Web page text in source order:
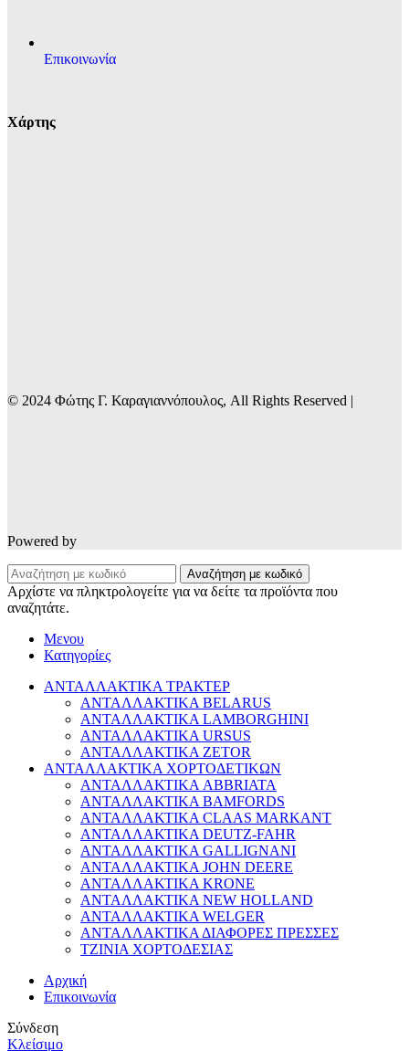
Επικοινωνία
Χάρτης
© 2024 Φώτης Γ. Καραγιαννόπουλος, All Rights Reserved |
Powered by
Αναζήτηση με κωδικό
Αρχίστε να πληκτρολογείτε για να δείτε τα προϊόντα που
αναζητάτε.
Μενου
Κατηγορίες
ΑΝΤΑΛΛΑΚΤΙΚΑ ΤΡΑΚΤΕΡ
ΑΝΤΑΛΛΑΚΤΙΚΑ BELARUS
ΑΝΤΑΛΛΑΚΤΙΚΑ LAMBORGHINI
ΑΝΤΑΛΛΑΚΤΙΚΑ URSUS
ΑΝΤΑΛΛΑΚΤΙΚΑ ZETOR
ΑΝΤΑΛΛΑΚΤΙΚΑ ΧΟΡΤΟΔΕΤΙΚΩΝ
ΑΝΤΑΛΛΑΚΤΙΚΑ ABBRIATA
ΑΝΤΑΛΛΑΚΤΙΚΑ BAMFORDS
ΑΝΤΑΛΛΑΚΤΙΚΑ CLAAS MARKANT
ΑΝΤΑΛΛΑΚΤΙΚΑ DEUTZ-FAHR
ΑΝΤΑΛΛΑΚΤΙΚΑ GALLIGNANI
ΑΝΤΑΛΛΑΚΤΙΚΑ JOHN DEERE
ΑΝΤΑΛΛΑΚΤΙΚΑ KRONE
ΑΝΤΑΛΛΑΚΤΙΚΑ NEW HOLLAND
ΑΝΤΑΛΛΑΚΤΙΚΑ WELGER
ΑΝΤΑΛΛΑΚΤΙΚΑ ΔΙΑΦΟΡΕΣ ΠΡΕΣΣΕΣ
ΤΖΙΝΙΑ ΧΟΡΤΟΔΕΣΙΑΣ
Αρχική
Επικοινωνία
Σύνδεση
Κλείσιμο